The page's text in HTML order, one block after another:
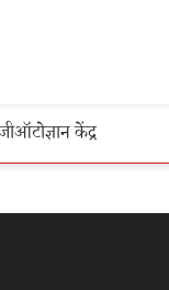
ऑटोज्ञान केंद्र